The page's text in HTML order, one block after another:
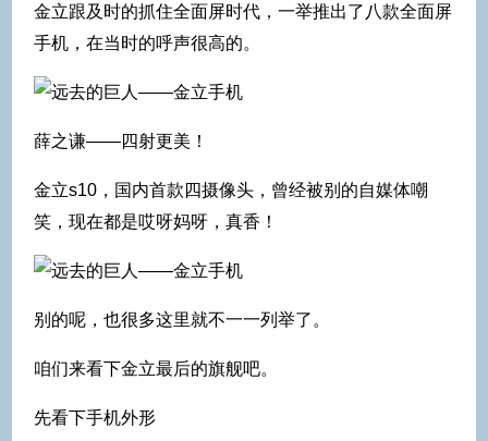
金立跟及时的抓住全面屏时代，一举推出了八款全面屏
手机，在当时的呼声很高的。
薛之谦——四射更美！
金立s10，国内首款四摄像头，曾经被别的自媒体嘲
笑，现在都是哎呀妈呀，真香！
别的呢，也很多这里就不一一列举了。
咱们来看下金立最后的旗舰吧。
先看下手机外形